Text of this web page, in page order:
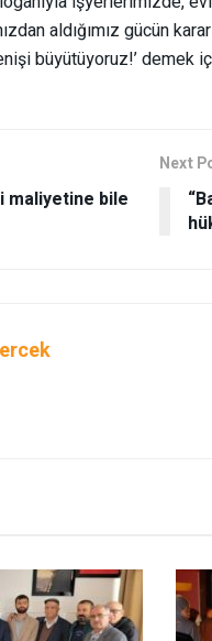
aldığımız gücün
büyütüyoruz!’ demek
maliyetine bile
Next